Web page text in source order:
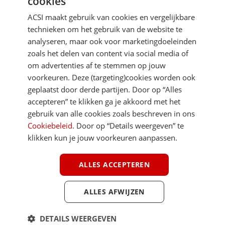
Je gegevens zijn veilig en worden niet gedeeld met anderen
DIRECT NAAR
MEER ACSI FREELIFE
voorbehouden
ACSI maakt gebruik van cookies en vergelijkbare
technieken om het gebruik van de website te
analyseren, maar ook voor marketingdoeleinden
zoals het delen van content via social media of
om advertenties af te stemmen op jouw
voorkeuren. Deze (targeting)cookies worden ook
geplaatst door derde partijen. Door op “Alles
accepteren” te klikken ga je akkoord met het
gebruik van alle cookies zoals beschreven in ons
Cookiebeleid. Door op “Details weergeven” te
klikken kun je jouw voorkeuren aanpassen.
ALLES ACCEPTEREN
ALLES AFWIJZEN
DETAILS WEERGEVEN